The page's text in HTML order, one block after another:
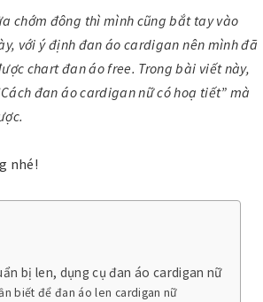
chớm đông thì mình cũng bắt tay vào
với ý định đan áo cardigan nên mình đã
chart đan áo free. Trong bài viết này,
đan áo cardigan nữ có hoạ tiết” mà
nhé!
bị len, dụng cụ đan áo cardigan nữ
biết để đan áo len cardigan nữ